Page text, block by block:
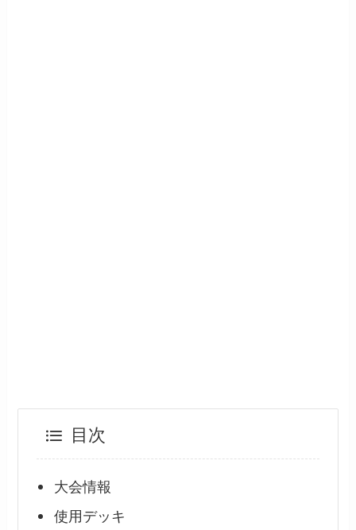
目次
大会情報
使用デッキ